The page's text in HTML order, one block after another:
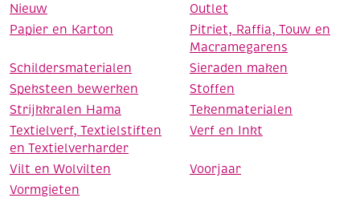
Nieuw
Outlet
Papier en Karton
Pitriet, Raffia, Touw en
Macramegarens
Schildersmaterialen
Sieraden maken
Speksteen bewerken
Stoffen
Strijkkralen Hama
Tekenmaterialen
Textielverf, Textielstiften
en Textielverharder
Verf en Inkt
Vilt en Wolvilten
Voorjaar
Vormgieten